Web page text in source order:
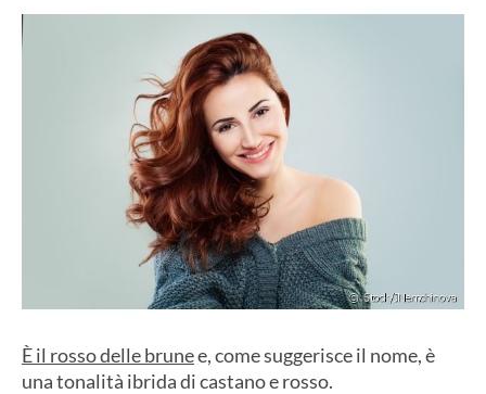
È il rosso delle brunee, come suggerisce il nome, è
una tonalità ibrida di castano e rosso.